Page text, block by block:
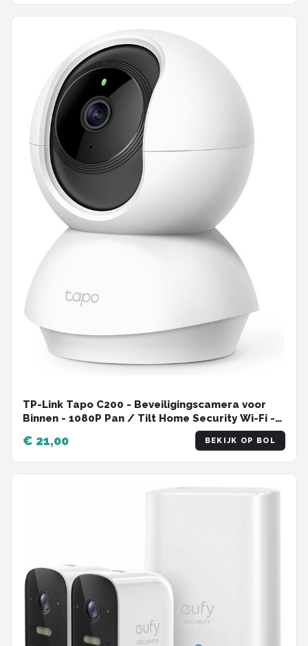
TP-Link Tapo C200 - Beveiligingscamera voor
Binnen - 1080P Pan / Tilt Home Security Wi-Fi -
€ 21,00 BEKIJK OP BOL